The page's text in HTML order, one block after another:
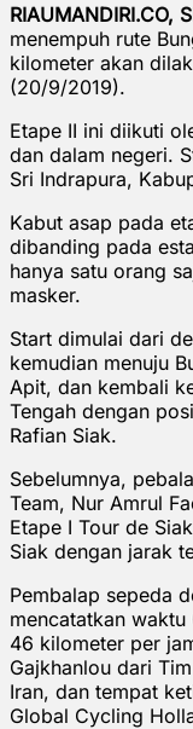
RIAUMANDIRI.CO,
menempuh rute
kilometer akan
(20/9/2019).
Etape II ini diikuti
dan dalam negeri.
Sri Indrapura,
Kabut asap pada
dibanding pada
hanya satu orang
masker.
Start dimulai dari
kemudian menuju
Apit, dan kembali
Tengah dengan
Rafian Siak.
Sebelumnya,
Team, Nur Amrul
Etape I Tour de
Siak dengan jarak
Pembalap sepeda
mencatatkan waktu
46 kilometer per
Gajkhanlou dari
Iran, dan tempat
Global Cycling